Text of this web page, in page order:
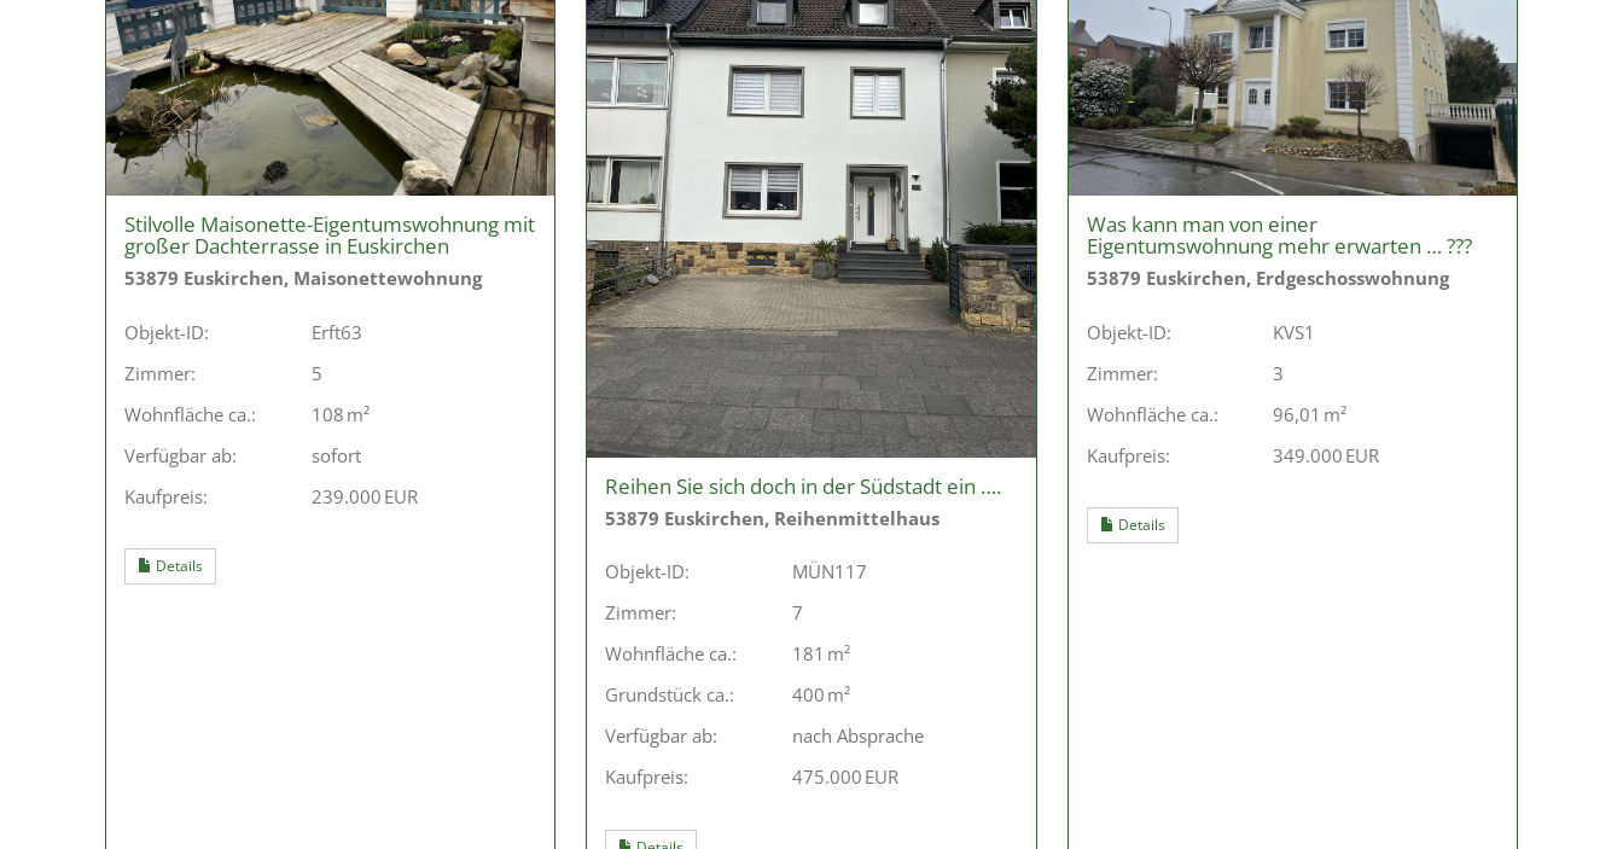
Stilvolle Maisonette-Eigentumswohnung mit
großer Dachterrasse in Euskirchen
53879 Euskirchen, Maisonettewohnung
Objekt-ID:
Erft63
Zimmer:
5
Wohnfläche ca.:
108 m²
Verfügbar ab:
sofort
Kaufpreis:
239.000 EUR
Details
Reihen Sie sich doch in der Südstadt ein ….
53879 Euskirchen, Reihenmittelhaus
Objekt-ID:
MÜN117
Zimmer:
7
Wohnfläche ca.:
181 m²
Grund­stück ca.:
400 m²
Verfügbar ab:
nach Absprache
Kaufpreis:
475.000 EUR
Was kann man von einer
Eigentumswohnung mehr erwarten … ???
53879 Euskirchen, Erdgeschosswohnung
Objekt-ID:
KVS1
Zimmer:
3
Wohnfläche ca.:
96,01 m²
Kaufpreis:
349.000 EUR
Details